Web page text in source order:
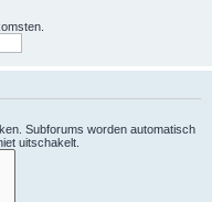
Subforums worden automatisch
uitschakelt.